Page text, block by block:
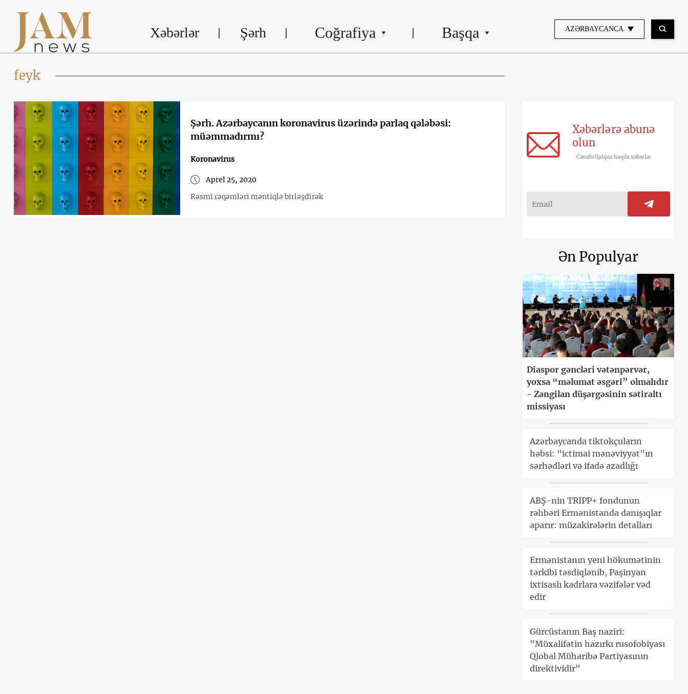
Xəbərlər Şərh Coğrafiya Başqa AZƏRBAYCANCA
feyk
Şərh. Azərbaycanın koronavirus üzərində parlaq qələbəsi:
müəmmadırmı?
Koronavirus
Aprel 25, 2020
Rəsmi rəqəmləri məntiqlə birləşdirək
Xəbərlərə abunə
olun
Cənubi Qafqaz haqda xəbərlər
Ən Populyar
Diaspor gəncləri vətənpərvər,
yoxsa “məlumat əsgəri” olmalıdır
- Zəngilan düşərgəsinin sətiraltı
missiyası
Azərbaycanda tiktokçuların
həbsi: “ictimai mənəviyyat”ın
sərhədləri və ifadə azadlığı
ABŞ-nin TRIPP+ fondunun
rəhbəri Ermənistanda danışıqlar
aparır: müzakirələrin detalları
Ermənistanın yeni hökumətinin
tərkibi təsdiqlənib, Paşinyan
ixtisaslı kadrlara vəzifələr vəd
edir
Gürcüstanın Baş naziri:
"Müxalifətin hazırkı rusofobiyası
Qlobal Müharibə Partiyasının
direktividir"